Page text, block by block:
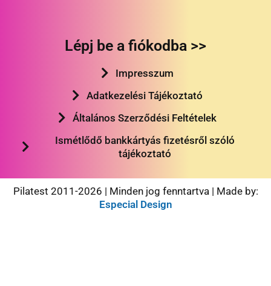
Lépj be a fiókodba >>
Impresszum
Adatkezelési Tájékoztató
Általános Szerződési Feltételek
Ismétlődő bankkártyás fizetésről szóló
tájékoztató
Pilatest 2011-2026 | Minden jog fenntartva | Made by:
Especial Design